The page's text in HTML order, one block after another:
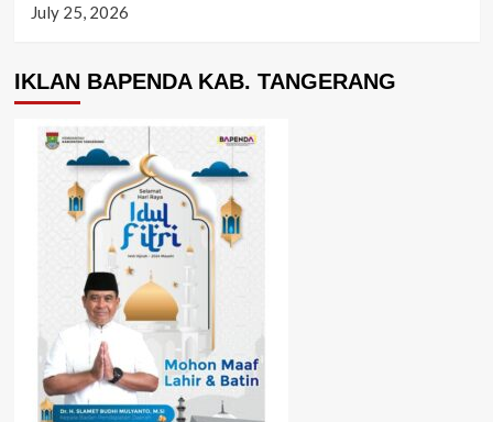
July 25, 2026
IKLAN BAPENDA KAB. TANGERANG